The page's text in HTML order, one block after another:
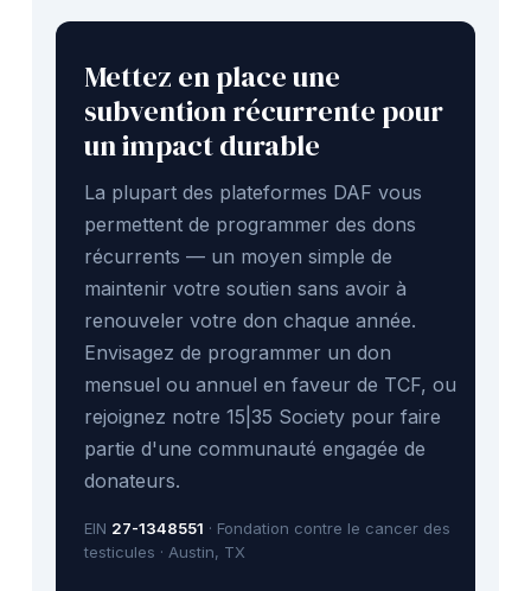
Mettez en place une
subvention récurrente pour
un impact durable
La plupart des plateformes DAF vous
permettent de programmer des dons
récurrents — un moyen simple de
maintenir votre soutien sans avoir à
renouveler votre don chaque année.
Envisagez de programmer un don
mensuel ou annuel en faveur de TCF, ou
rejoignez notre 15|35 Society pour faire
partie d'une communauté engagée de
donateurs.
EIN 27-1348551 · Fondation contre le cancer des
testicules · Austin, TX